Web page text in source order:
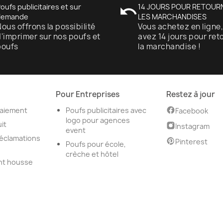
publicitaires et sur
offrons la possibilité
sur nos poufs et
undo14 JOURS POUR
LES MARCHANDISES
Vous achetez en
avez 14 jours pour
la marchandise !
housse
Pour Entreprises
Poufs publicitaires avec
logo pour agences
event
Poufs pour école,
crèche et hôtel
Restez à jour
Facebook
Instagram
Pinterest